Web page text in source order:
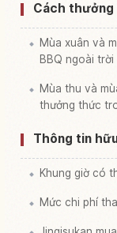
Cách
Mùa xuân và
BBQ ngoài trời
Mùa thu và
thưởng thức
Thông tin
Khung giờ có
Mức chi phí